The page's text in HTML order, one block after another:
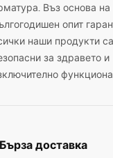
Въз основа на
опит
наши продукти
за здравето и
Бърза доставка